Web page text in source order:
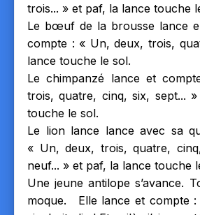
trois... » et paf, la lance touche
Le bœuf de la brousse lance
compte : « Un, deux, trois,
lance touche le sol.
Le chimpanzé lance et
trois, quatre, cinq, six, sept...
touche le sol.
Le lion lance lance avec sa
« Un, deux, trois, quatre,
neuf... » et paf, la lance touche
Une jeune antilope s’avance.
moque. Elle lance et compte :